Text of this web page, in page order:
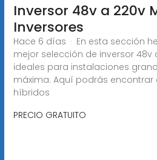
Inversor 48v a 220v
Inversores
Hace 6 días · En esta sección
mejor selección de inversor 48v
ideales para instalaciones
máxima. Aquí podrás encontrar
híbridos
PRECIO GRATUITO